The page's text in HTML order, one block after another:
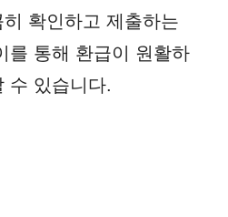
확인하고 제출하는
를 통해 환급이 원활하
수 있습니다.